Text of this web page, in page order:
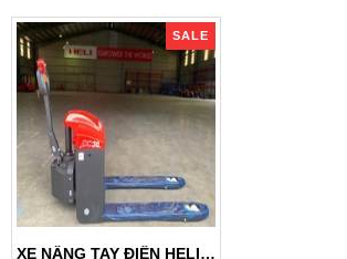
SALE
XE NÂNG TAY ĐIỆN HELI 3 TẤN CBD30-170HA